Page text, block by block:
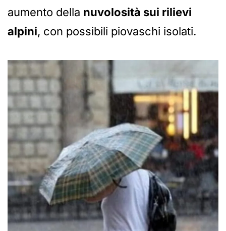
aumento della nuvolosità sui rilievi
alpini, con possibili piovaschi isolati.